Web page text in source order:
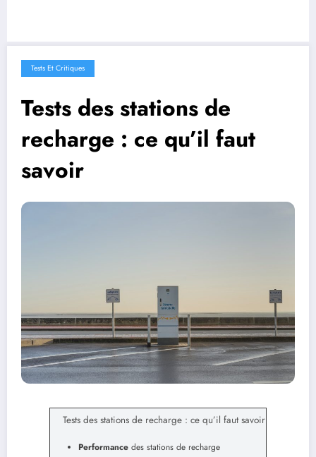
Tests Et Critiques
Tests des stations de
recharge : ce qu’il faut
savoir
Tests des stations de recharge : ce qu’il faut savoir
Performance des stations de recharge